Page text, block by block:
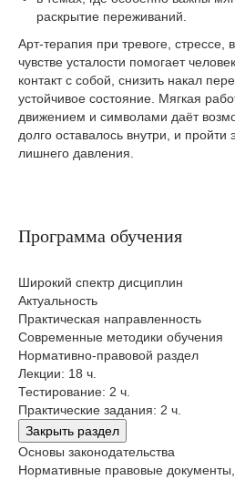
раскрытие переживаний.
Арт‑терапия при тревоге, стрессе,
чувстве усталости помогает
контакт с собой, снизить накал
устойчивое состояние. Мягкая
движением и символами даёт
долго оставалось внутри, и пройти
лишнего давления.
Программа обучения
Широкий спектр дисциплин
Актуальность
Практическая направленность
Современные методики обучения
Нормативно-правовой раздел
Лекции: 18 ч.
Тестирование: 2 ч.
Практические задания: 2 ч.
Закрыть раздел
Основы законодательства
Нормативные правовые